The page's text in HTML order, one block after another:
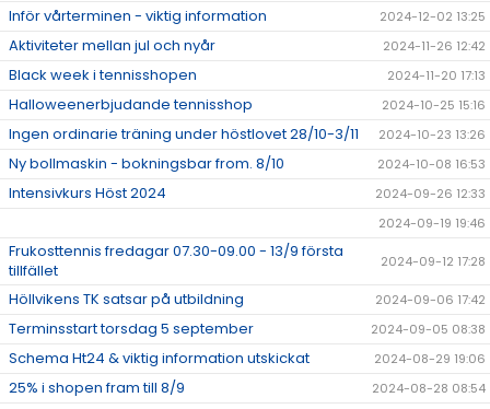
Inför vårterminen - viktig information 2024-12-02 13:25
Aktiviteter mellan jul och nyår 2024-11-26 12:42
Black week i tennisshopen 2024-11-20 17:13
Halloweenerbjudande tennisshop 2024-10-25 15:16
Ingen ordinarie träning under höstlovet 28/10-3/11 2024-10-23 13:26
Ny bollmaskin - bokningsbar from. 8/10 2024-10-08 16:53
Intensivkurs Höst 2024
2024-09-26 12:33
2024-09-19 19:46
Frukosttennis fredagar 07.30-09.00 - 13/9 första
tillfället
2024-09-12 17:28
Höllvikens TK satsar på utbildning 2024-09-06 17:42
Terminsstart torsdag 5 september 2024-09-05 08:38
Schema Ht24 & viktig information utskickat 2024-08-29 19:06
25% i shopen fram till 8/9 2024-08-28 08:54